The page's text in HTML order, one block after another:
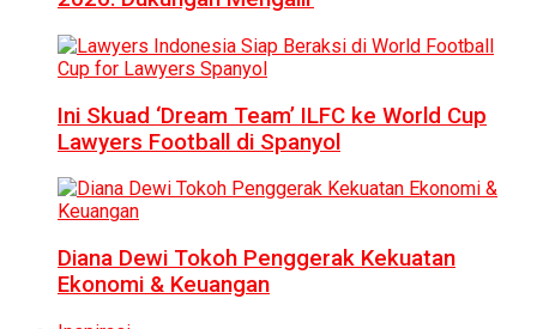
Ini Skuad ‘Dream Team’ ILFC ke World Cup
Lawyers Football di Spanyol
Diana Dewi Tokoh Penggerak Kekuatan
Ekonomi & Keuangan